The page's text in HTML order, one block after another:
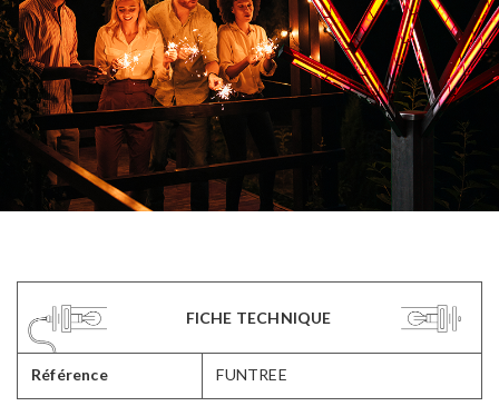
FICHE TECHNIQUE
Référence FUNTREE